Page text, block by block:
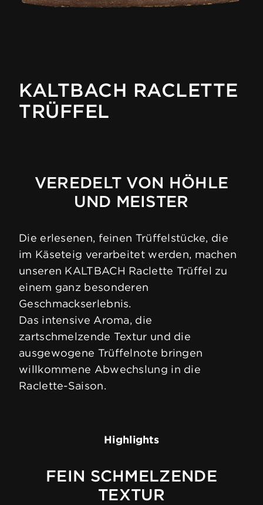
KALTBACH RACLETTE
TRÜFFEL
VEREDELT VON HÖHLE
UND MEISTER
Die erlesenen, feinen Trüffelstücke, die
im Käseteig verarbeitet werden, machen
unseren KALTBACH Raclette Trüffel zu
einem ganz besonderen
Geschmackserlebnis.
Das intensive Aroma, die
zartschmelzende Textur und die
ausgewogene Trüffelnote bringen
willkommene Abwechslung in die
Raclette-Saison.
Highlights
FEIN SCHMELZENDE
TEXTUR